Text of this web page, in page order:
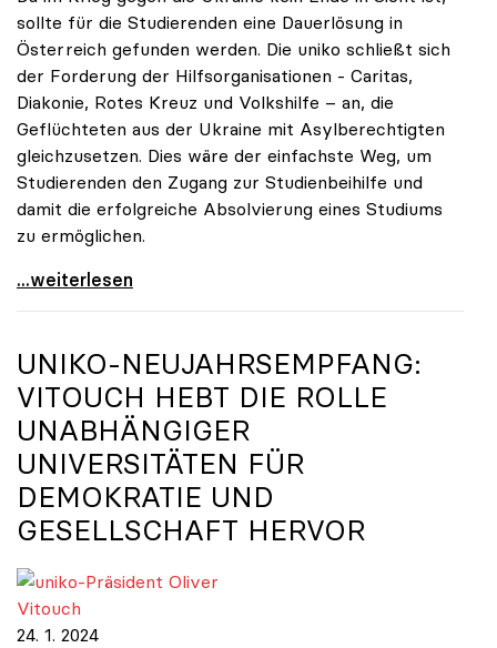
sollte für die Studierenden eine Dauerlösung in
Österreich gefunden werden. Die uniko schließt sich
der Forderung der Hilfsorganisationen - Caritas,
Diakonie, Rotes Kreuz und Volkshilfe – an, die
Geflüchteten aus der Ukraine mit Asylberechtigten
gleichzusetzen. Dies wäre der einfachste Weg, um
Studierenden den Zugang zur Studienbeihilfe und
damit die erfolgreiche Absolvierung eines Studiums
zu ermöglichen.
Studierende aus der Ukraine dauerhaft in
...weiterlesen
UNIKO-NEUJAHRSEMPFANG:
VITOUCH HEBT DIE ROLLE
UNABHÄNGIGER
UNIVERSITÄTEN FÜR
DEMOKRATIE UND
GESELLSCHAFT HERVOR
uniko-Präsident Oliver Vitouch
24. 1. 2024